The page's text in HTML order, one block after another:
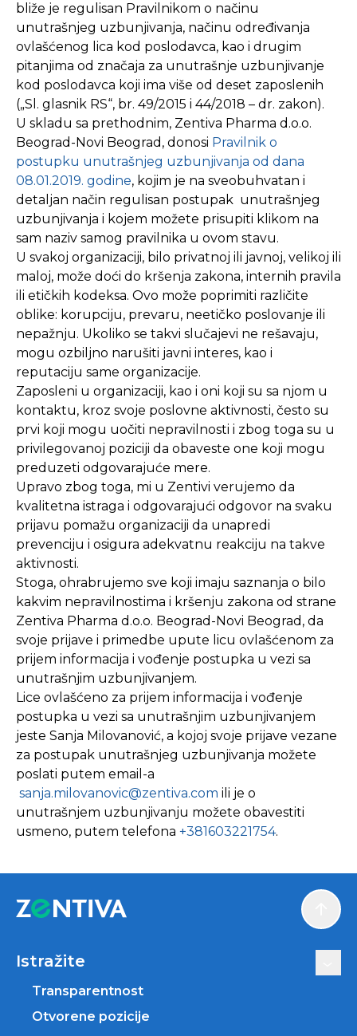
bliže je regulisan Pravilnikom o načinu
unutrašnjeg uzbunjivanja, načinu određivanja
ovlašćenog lica kod poslodavca, kao i drugim
pitanjima od značaja za unutrašnje uzbunjivanje
kod poslodavca koji ima više od deset zaposlenih
(„Sl. glasnik RS“, br. 49/2015 i 44/2018 – dr. zakon).
U skladu sa prethodnim, Zentiva Pharma d.o.o.
Beograd-Novi Beograd, donosi Pravilnik o
postupku unutrašnjeg uzbunjivanja od dana
08.01.2019. godine, kojim je na sveobuhvatan i
detaljan način regulisan postupak unutrašnjeg
uzbunjivanja i kojem možete prisupiti klikom na
sam naziv samog pravilnika u ovom stavu.
U svakoj organizaciji, bilo privatnoj ili javnoj, velikoj ili
maloj, može doći do kršenja zakona, internih pravila
ili etičkih kodeksa. Ovo može poprimiti različite
oblike: korupciju, prevaru, neetičko poslovanje ili
nepažnju. Ukoliko se takvi slučajevi ne rešavaju,
mogu ozbiljno narušiti javni interes, kao i
reputaciju same organizacije.
Zaposleni u organizaciji, kao i oni koji su sa njom u
kontaktu, kroz svoje poslovne aktivnosti, često su
prvi koji mogu uočiti nepravilnosti i zbog toga su u
privilegovanoj poziciji da obaveste one koji mogu
preduzeti odgovarajuće mere.
Upravo zbog toga, mi u Zentivi verujemo da
kvalitetna istraga i odgovarajući odgovor na svaku
prijavu pomažu organizaciji da unapredi
prevenciju i osigura adekvatnu reakciju na takve
aktivnosti.
Stoga, ohrabrujemo sve koji imaju saznanja o bilo
kakvim nepravilnostima i kršenju zakona od strane
Zentiva Pharma d.o.o. Beograd-Novi Beograd, da
svoje prijave i primedbe upute licu ovlašćenom za
prijem informacija i vođenje postupka u vezi sa
unutrašnjim uzbunjivanjem.
Lice ovlašćeno za prijem informacija i vođenje
postupka u vezi sa unutrašnjim uzbunjivanjem
jeste Sanja Milovanović, a kojoj svoje prijave vezane
za postupak unutrašnjeg uzbunjivanja možete
poslati putem email-a
sanja.milovanovic@zentiva.com ili je o
unutrašnjem uzbunjivanju možete obavestiti
usmeno, putem telefona +381603221754.
Istražite
Transparentnost
Otvorene pozicije